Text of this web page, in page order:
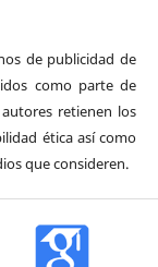
de publicidad de
como parte de
retienen los
ética así como
que consideren.